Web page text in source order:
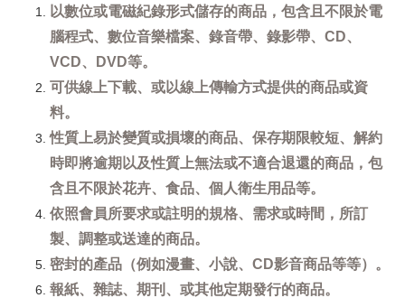
以數位或電磁紀錄形式儲存的商品，包含且不限於電
腦程式、數位音樂檔案、錄音帶、錄影帶、CD、
VCD、DVD等。
可供線上下載、或以線上傳輸方式提供的商品或資
料。
性質上易於變質或損壞的商品、保存期限較短、解約
時即將逾期以及性質上無法或不適合退還的商品，包
含且不限於花卉、食品、個人衛生用品等。
依照會員所要求或註明的規格、需求或時間，所訂
製、調整或送達的商品。
密封的產品（例如漫畫、小說、CD影音商品等等）。
報紙、雜誌、期刊、或其他定期發行的商品。